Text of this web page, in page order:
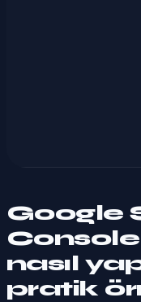
Google
Console
nasıl
pratik